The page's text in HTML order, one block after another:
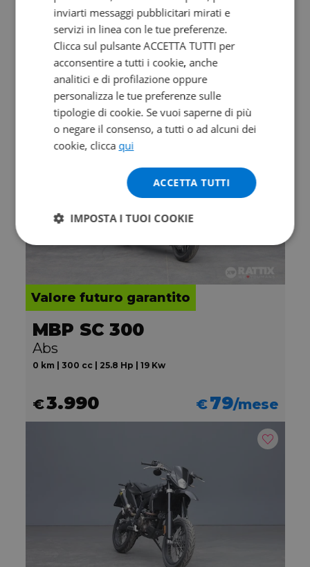
DUCATI Multistrada 1200
S Grey my17
2017 | 18762 km | 1198 cc | 160 Hp | 118 Kw
11.900 €205
Valore futuro garantito
MBP SC 300
Abs
0 km | 300 cc | 25.8 Hp | 19 Kw
€3.990 €79/mese
inviarti messaggi pubblicitari mirati e
servizi in linea con le tue preferenze.
Clicca sul pulsante ACCETTA TUTTI per
acconsentire a tutti i cookie, anche
analitici e di profilazione oppure
personalizza le tue preferenze sulle
tipologie di cookie. Se vuoi saperne di più
o negare il consenso, a tutti o ad alcuni dei
cookie, clicca qui
ACCETTA TUTTI
IMPOSTA I TUOI COOKIE